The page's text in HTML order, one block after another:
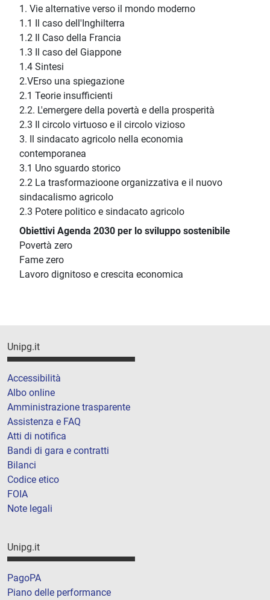
1. Vie alternative verso il mondo moderno
1.1 Il caso dell'Inghilterra
1.2 Il Caso della Francia
1.3 Il caso del Giappone
1.4 Sintesi
2.VErso una spiegazione
2.1 Teorie insufficienti
2.2. L'emergere della povertà e della prosperità
2.3 Il circolo virtuoso e il circolo vizioso
3. Il sindacato agricolo nella economia
contemporanea
3.1 Uno sguardo storico
2.2 La trasformazioone organizzativa e il nuovo
sindacalismo agricolo
2.3 Potere politico e sindacato agricolo
Obiettivi Agenda 2030 per lo sviluppo sostenibile
Povertà zero
Fame zero
Lavoro dignitoso e crescita economica
Unipg.it
Accessibilità
Albo online
Amministrazione trasparente
Assistenza e FAQ
Atti di notifica
Bandi di gara e contratti
Bilanci
Codice etico
FOIA
Note legali
Unipg.it
PagoPA
Piano delle performance